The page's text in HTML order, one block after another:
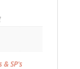
& SP's